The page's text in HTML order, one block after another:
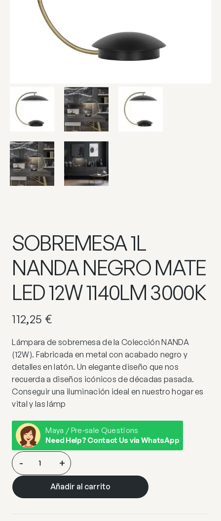
SOBREMESA 1L
NANDA NEGRO MATE
LED 12W 1140LM 3000K
112,25 €
Lámpara de sobremesa de la Colección NANDA
(12W). Fabricada en metal con acabado negro y
detalles en latón. Un elegante diseño que nos
recuerda a diseños icónicos de décadas pasada.
Conseguir una iluminación ideal en nuestro hogar es
vital y las lámp
Maya / Pre-sale Questions
Need Help? Contact Us via WhatsApp
SOBREMESA
1L
NANDA
NEGRO
- +
Añadir al carrito